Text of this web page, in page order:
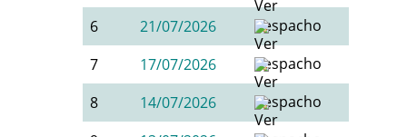
6
21/07/2026
7
17/07/2026
8
14/07/2026